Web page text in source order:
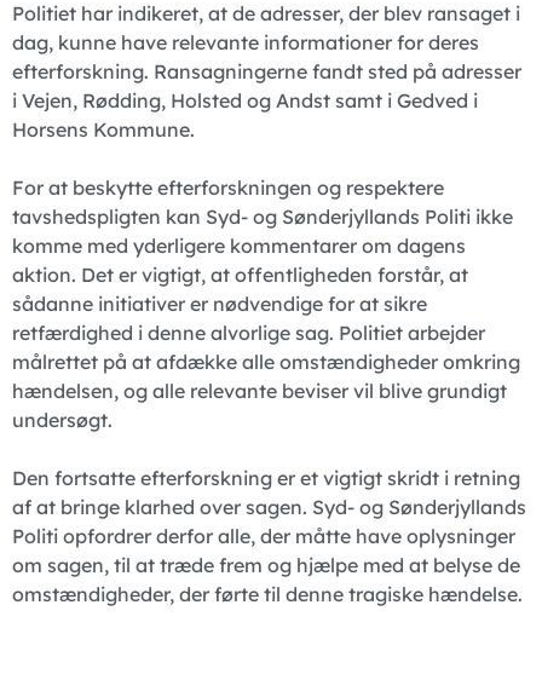
Politiet har indikeret, at de adresser, der blev ransaget i
dag, kunne have relevante informationer for deres
efterforskning. Ransagningerne fandt sted på adresser
i Vejen, Rødding, Holsted og Andst samt i Gedved i
Horsens Kommune.
For at beskytte efterforskningen og respektere
tavshedspligten kan Syd- og Sønderjyllands Politi ikke
komme med yderligere kommentarer om dagens
aktion. Det er vigtigt, at offentligheden forstår, at
sådanne initiativer er nødvendige for at sikre
retfærdighed i denne alvorlige sag. Politiet arbejder
målrettet på at afdække alle omstændigheder omkring
hændelsen, og alle relevante beviser vil blive grundigt
undersøgt.
Den fortsatte efterforskning er et vigtigt skridt i retning
af at bringe klarhed over sagen. Syd- og Sønderjyllands
Politi opfordrer derfor alle, der måtte have oplysninger
om sagen, til at træde frem og hjælpe med at belyse de
omstændigheder, der førte til denne tragiske hændelse.